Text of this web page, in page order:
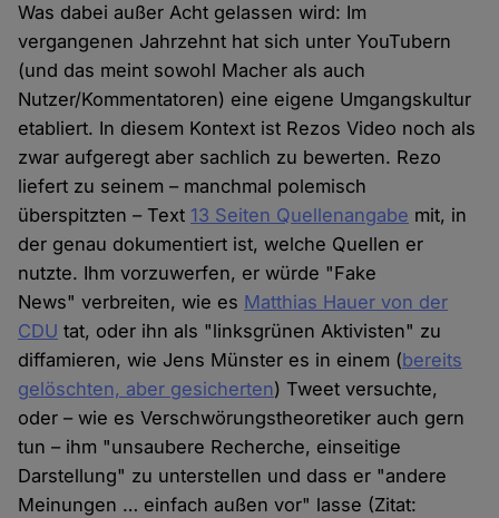
Was dabei außer Acht gelassen wird: Im
vergangenen Jahrzehnt hat sich unter YouTubern
(und das meint sowohl Macher als auch
Nutzer/Kommentatoren) eine eigene Umgangskultur
etabliert. In diesem Kontext ist Rezos Video noch als
zwar aufgeregt aber sachlich zu bewerten. Rezo
liefert zu seinem – manchmal polemisch
überspitzten – Text 13 Seiten Quellenangabe mit, in
der genau dokumentiert ist, welche Quellen er
nutzte. Ihm vorzuwerfen, er würde "Fake
News" verbreiten, wie es Matthias Hauer von der
CDU tat, oder ihn als "linksgrünen Aktivisten" zu
diffamieren, wie Jens Münster es in einem (bereits
gelöschten, aber gesicherten) Tweet versuchte,
oder – wie es Verschwörungstheoretiker auch gern
tun – ihm "unsaubere Recherche, einseitige
Darstellung" zu unterstellen und dass er "andere
Meinungen … einfach außen vor" lasse (Zitat: